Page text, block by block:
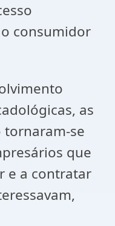
consumidor
as
tornaram-se
que
e a contratar